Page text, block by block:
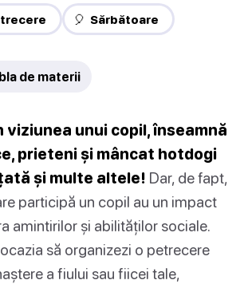
🎈 Sărbătoare
de materii
viziunea unui copil, înseamnă
prieteni și mâncat hotdogi
și multe altele! Dar, de fapt,
participă un copil au un impact
amintirilor și abilităților sociale.
să organizezi o petrecere
a fiului sau fiicei tale,